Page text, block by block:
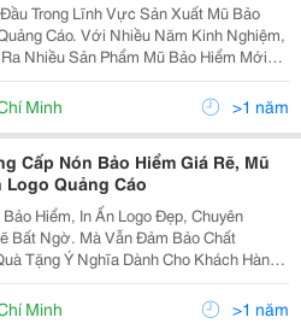
Trong Lĩnh Vực Sản Xuất Mũ Bảo
Cáo. Với Nhiều Năm Kinh Nghiệm,
Nhiều Sản Phẩm Mũ Bảo Hiểm Mới
Dạng, Phong Phú. Nhiều Mẫu Mã. -
Giá Thành Rẽ, Chất Lượng Tốt, &Amp;
Minh >1 năm
Cấp Nón Bảo Hiểm Giá Rẽ, Mũ
Logo Quảng Cáo
Hiểm, In Ấn Logo Đẹp, Chuyên
Bất Ngờ. Mà Vẫn Đảm Bảo Chất
Công Ty Bạn Đang Cần 1 Chiêc Mũ
Ấn Logo Công Ty Bạn. Để Làm Quà
Minh >1 năm